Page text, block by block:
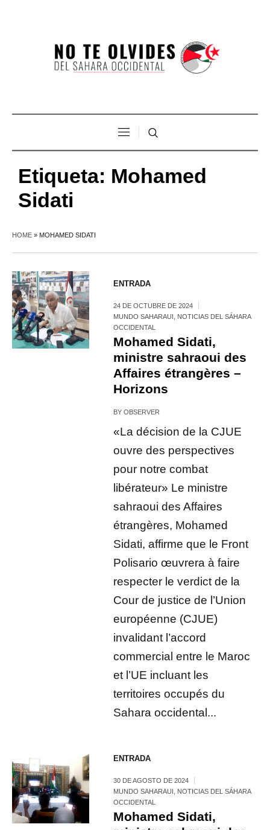
Etiqueta: Mohamed
Sidati
HOME » MOHAMED SIDATI
ENTRADA
24 DE OCTUBRE DE 2024
MUNDO SAHARAUI
NOTICIAS DEL SÁHARA
OCCIDENTAL
Mohamed Sidati,
ministre sahraoui des
Affaires étrangères –
Horizons
BYOBSERVER
«La décision de la CJUE
ouvre des perspectives
pour notre combat
libérateur» Le ministre
sahraoui des Affaires
étrangères, Mohamed
Sidati, affirme que le Front
Polisario œuvrera à faire
respecter le verdict de la
Cour de justice de l’Union
européenne (CJUE)
invalidant l’accord
commercial entre le Maroc
et l’UE incluant les
territoires occupés du
Sahara occidental...
ENTRADA
30 DE AGOSTO DE 2024
MUNDO SAHARAUI
NOTICIAS DEL SÁHARA
OCCIDENTAL
Mohamed Sidati,